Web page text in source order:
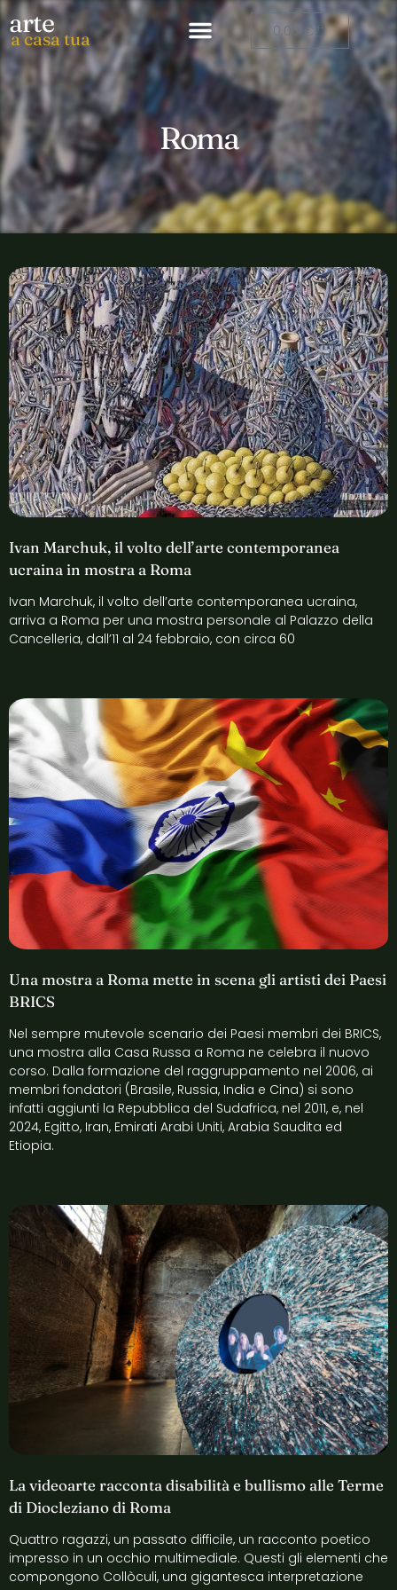
arte
a casa tua 0,00 €
Roma
Ivan Marchuk, il volto dell’arte contemporanea
ucraina in mostra a Roma
Ivan Marchuk, il volto dell’arte contemporanea ucraina,
arriva a Roma per una mostra personale al Palazzo della
Cancelleria, dall’11 al 24 febbraio, con circa 60
Una mostra a Roma mette in scena gli artisti dei Paesi
BRICS
Nel sempre mutevole scenario dei Paesi membri dei BRICS,
una mostra alla Casa Russa a Roma ne celebra il nuovo
corso. Dalla formazione del raggruppamento nel 2006, ai
membri fondatori (Brasile, Russia, India e Cina) si sono
infatti aggiunti la Repubblica del Sudafrica, nel 2011, e, nel
2024, Egitto, Iran, Emirati Arabi Uniti, Arabia Saudita ed
Etiopia.
La videoarte racconta disabilità e bullismo alle Terme
di Diocleziano di Roma
Quattro ragazzi, un passato difficile, un racconto poetico
impresso in un occhio multimediale. Questi gli elementi che
compongono Collòculi, una gigantesca interpretazione